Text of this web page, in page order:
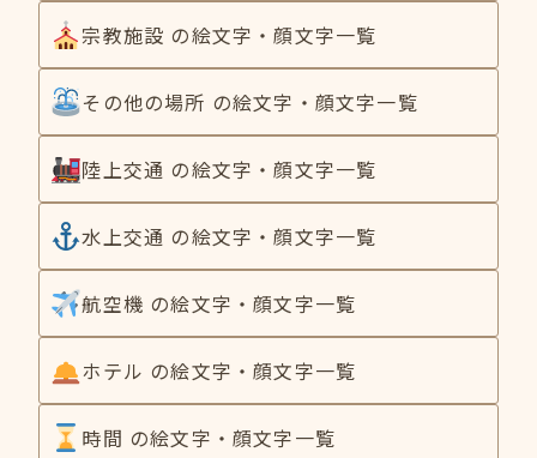
宗教施設 の絵文字・顔文字一覧
その他の場所 の絵文字・顔文字一覧
陸上交通 の絵文字・顔文字一覧
水上交通 の絵文字・顔文字一覧
航空機 の絵文字・顔文字一覧
ホテル の絵文字・顔文字一覧
時間 の絵文字・顔文字一覧